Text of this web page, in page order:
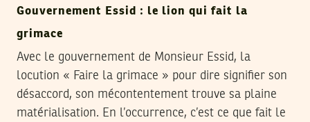
Gouvernement Essid : le lion qui fait la
grimace
Avec le gouvernement de Monsieur Essid, la
locution « Faire la grimace » pour dire signifier son
désaccord, son mécontentement trouve sa plaine
matérialisation. En l’occurrence, c’est ce que fait le